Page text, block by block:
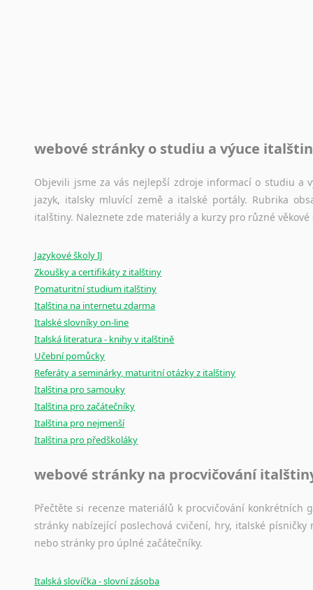
Jazykový korpus je elektronický soubor autentických
původního zdroje textu.
Ostatní pomůcky pro překladatele
poradny a pravidla
webové stránky o studiu a výuce
Objevili jsme za vás nejlepší zdroje informací o studiu a
jazyk, italsky mluvící země a italské portály. Rubrika
italštiny. Naleznete zde materiály a kurzy pro různé věkové
Jazykové školy IJ
Zkoušky a certifikáty z italštiny
Pomaturitní studium italštiny
Italština na internetu zdarma
Italské slovníky on-line
Italská literatura - knihy v italštině
Učební pomůcky
Referáty a seminárky, maturitní otázky z italštiny
Italština pro samouky
Italština pro začátečníky
Italština pro nejmenší
Italština pro předškoláky
webové stránky na procvičování
Přečtěte si recenze materiálů k procvičování
stránky nabízející poslechová cvičení, hry, italské
nebo stránky pro úplné začátečníky.
Italská slovíčka - slovní zásoba